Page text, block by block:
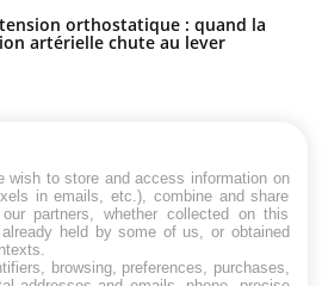
orthostatique : quand la
artérielle chute au lever
de Charcot (Sclérose latérale
wish to store and access information on
in emails, etc.), combine and share
partners, whether collected on this
held by some of us, or obtained
browsing, preferences, purchases,